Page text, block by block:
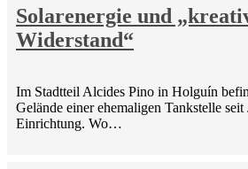
Solarenergie und
Widerstand“
Im Stadtteil Alcides Pino in Holguín
Gelände einer ehemaligen Tankstelle
Einrichtung. Wo…